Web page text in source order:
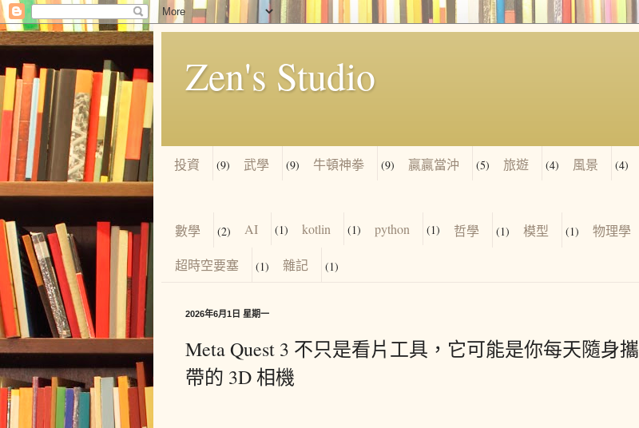
Zen's Studio
投資 (9) 武學 (9) 牛頓神拳 (9) 贏贏當沖 (5) 旅遊 (4) 風景 (4)
數學 (2) AI (1) kotlin (1) python (1) 哲學 (1) 模型 (1) 物理學
超時空要塞 (1) 雜記 (1)
2026年6月1日 星期一
Meta Quest 3 不只是看片工具，它可能是你每天隨身攜
帶的 3D 相機